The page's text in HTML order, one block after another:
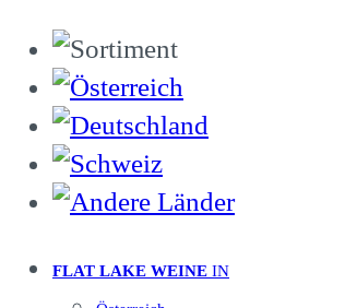
FLAT LAKE WEINE IN